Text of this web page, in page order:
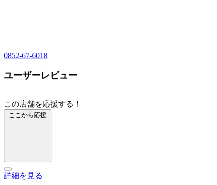
0852-67-6018
ユーザーレビュー
この店舗を応援する！
ここから応援
詳細を見る